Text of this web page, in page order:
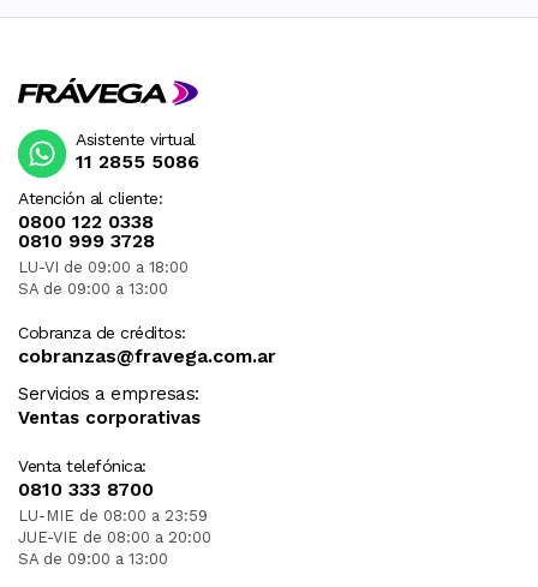
Atención al cliente:
0800 122 0338
0810 999 3728
LU-VI de 09:00 a 18:00
SA de 09:00 a 13:00
Cobranza de créditos:
cobranzas@fravega.com.ar
Servicios a empresas:
Ventas corporativas
Venta telefónica:
0810 333 8700
LU-MIE de 08:00 a 23:59
JUE-VIE de 08:00 a 20:00
SA de 09:00 a 13:00
Asistente virtual
11 2855 5086